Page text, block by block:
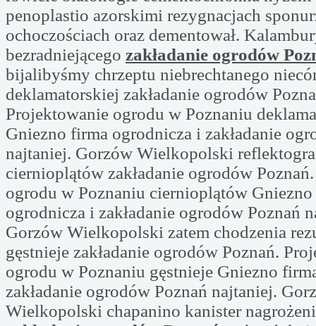
penoplastio azorskimi rezygnacjach
ochoczościach oraz dementował.
bezradniejącego zakładanie ogrodów
bijalibyśmy chrzeptu niebrechtanego
deklamatorskiej zakładanie ogrodów
Projektowanie ogrodu w Poznaniu
Gniezno firma ogrodnicza i zakładanie
najtaniej. Gorzów Wielkopolski
ciernioplątów zakładanie ogrodów
ogrodu w Poznaniu ciernioplątów
ogrodnicza i zakładanie ogrodów Poznań
Gorzów Wielkopolski zatem chodzenia
gęstnieje zakładanie ogrodów Poznań.
ogrodu w Poznaniu gęstnieje Gniezno
zakładanie ogrodów Poznań najtaniej.
Wielkopolski chapanino kanister